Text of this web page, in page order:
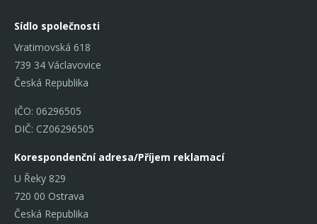
Sídlo společnosti
Vratimovská 618
739 34 Václavovice
Česká Republika
IČO: 06296505
DIČ: CZ06296505
Korespondenční adresa/Příjem reklamací
U Řeky 829
720 00 Ostrava
Česká Republika